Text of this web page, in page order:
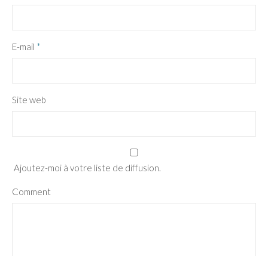
E-mail *
Site web
Ajoutez-moi à votre liste de diffusion.
Comment